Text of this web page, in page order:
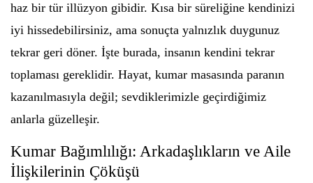
haz bir tür illüzyon gibidir. Kısa bir süreliğine kendinizi
iyi hissedebilirsiniz, ama sonuçta yalnızlık duygunuz
tekrar geri döner. İşte burada, insanın kendini tekrar
toplaması gereklidir. Hayat, kumar masasında paranın
kazanılmasıyla değil; sevdiklerimizle geçirdiğimiz
anlarla güzelleşir.
Kumar Bağımlılığı: Arkadaşlıkların ve Aile
İlişkilerinin Çöküşü